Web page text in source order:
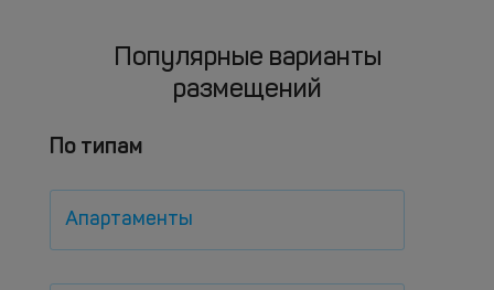
Популярные варианты
размещений
По типам
Апартаменты